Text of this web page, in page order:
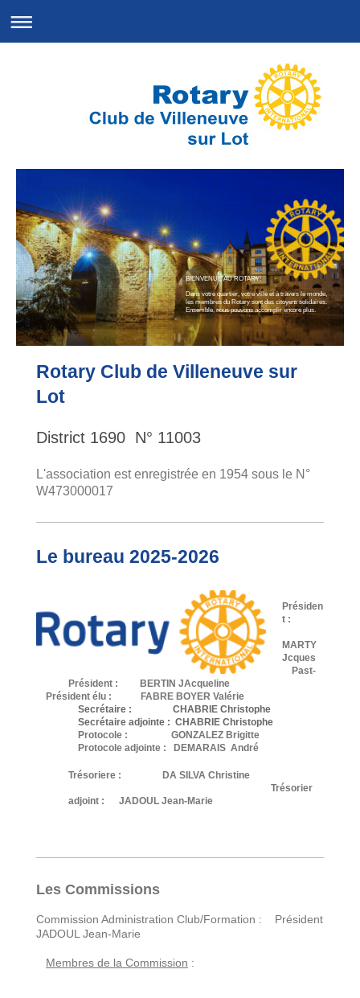
BIENVENUE AU ROTARY!
Dans votre quartier, votre ville et à travers le monde,
les membres du Rotary sont des citoyens solidaires.
Ensemble, nous pouvons accomplir encore plus.
Rotary Club de Villeneuve sur
Lot
District 1690 N° 11003
L'association est enregistrée en 1954 sous le N°
W473000017
Le bureau 2025-2026
Présiden
t :
MARTY
Jcques
Past-
Président : BERTIN JAcqueline
Président élu : FABRE BOYER Valérie
Secrétaire : CHABRIE Christophe
Secrétaire adjointe : CHABRIE Christophe
Protocole : GONZALEZ Brigitte
Protocole adjointe : DEMARAIS André
Trésoriere : DA SILVA Christine
Trésorier
adjoint : JADOUL Jean-Marie
Les Commissions
Commission Administration Club/Formation : Président
JADOUL Jean-Marie
Membres de la Commission :